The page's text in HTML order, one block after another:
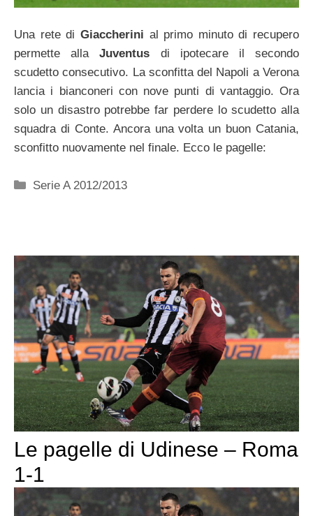
Una rete di Giaccherini al primo minuto di recupero
permette allaJuventus di ipotecare il secondo
scudetto consecutivo. La sconfitta del Napoli a Verona
lancia i bianconeri con nove punti di vantaggio. Ora
solo un disastro potrebbe far perdere lo scudetto alla
squadra di Conte. Ancora una volta un buon Catania,
sconfitto nuovamente nel finale. Ecco le pagelle:
Categorie
Serie A 2012/2013
Le pagelle di Udinese – Roma
1-1